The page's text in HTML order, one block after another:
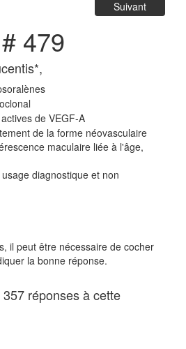
Suivant
479
de VEGF-A
de la forme néovasculaire
maculaire liée à l'âge,
diagnostique et non
il peut être nécessaire de cocher
la bonne réponse.
réponses à cette